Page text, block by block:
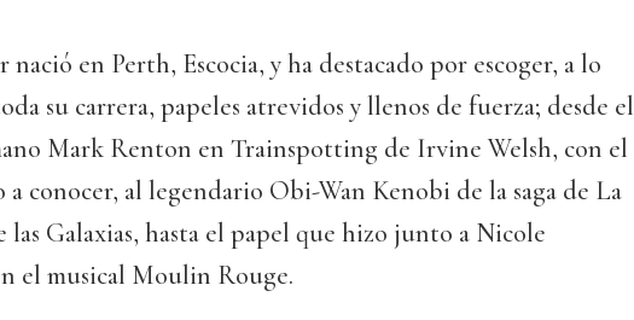
nació en Perth, Escocia, y ha destacado por escoger, a lo
su carrera, papeles atrevidos y llenos de fuerza; desde el
Mark Renton en Trainspotting de Irvine Welsh, con el
a conocer, al legendario Obi-Wan Kenobi de la saga de La
las Galaxias, hasta el papel que hizo junto a Nicole
el musical Moulin Rouge.